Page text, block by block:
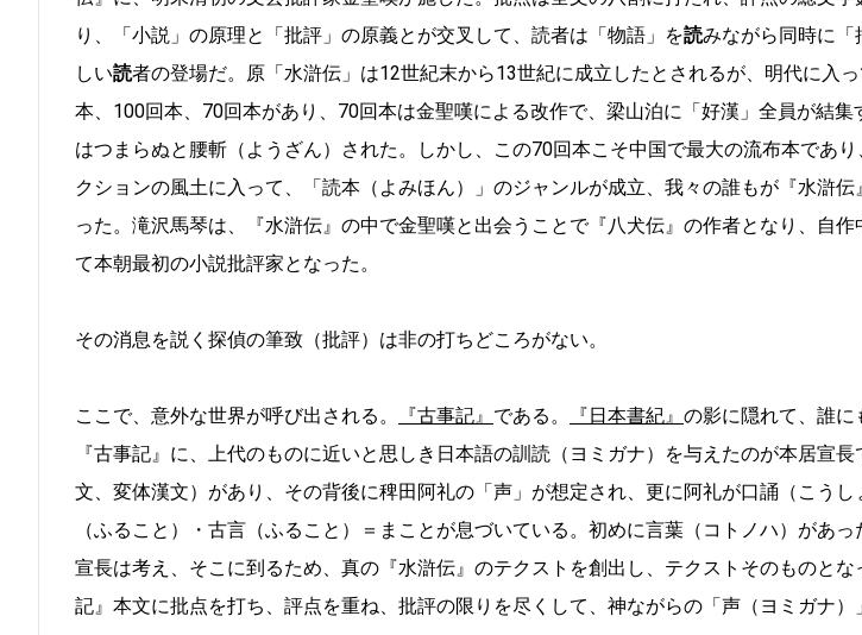
り、「小説」の原理と「批評」の原義とが交叉して、読者は「物語」を読みながら同時に「
しい読者の登場だ。原「水滸伝」は12世紀末から13世紀に成立したとされるが、明代に入
本、100回本、70回本があり、70回本は金聖嘆による改作で、梁山泊に「好漢」全員が結集
はつまらぬと腰斬（ようざん）された。しかし、この70回本こそ中国で最大の流布本であ
クションの風土に入って、「読本（よみほん）」のジャンルが成立、我々の誰もが『水滸
った。滝沢馬琴は、『水滸伝』の中で金聖嘆と出会うことで『八犬伝』の作者となり、自
て本朝最初の小説批評家となった。
その消息を説く探偵の筆致（批評）は非の打ちどころがない。
ここで、意外な世界が呼び出される。 『古事記』 である。 『日本書紀』 の影に隠れて、誰に
『古事記』に、上代のものに近いと思しき日本語の訓読（ヨミガナ）を与えたのが本居宣
文、変体漢文）があり、その背後に稗田阿礼の「声」が想定され、更に阿礼が口誦（こう
（ふること）・古言（ふること）＝まことが息づいている。初めに言葉（コトノハ）があ
宣長は考え、そこに到るため、真の『水滸伝』のテクストを創出し、テクストそのものと
記』本文に批点を打ち、評点を重ね、批評の限りを尽くして、神ながらの「声（ヨミガナ）